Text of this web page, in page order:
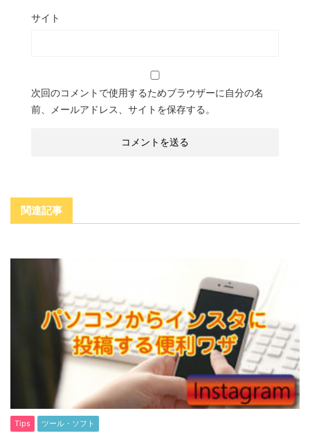
サイト
次回のコメントで使用するためブラウザーに自分の名
前、メールアドレス、サイトを保存する。
関連記事
Tips ツール・ソフト